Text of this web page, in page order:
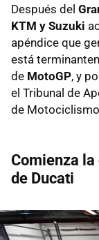
Después del
KTM y Suzuki
apéndice que
está
de MotoGP, y
el Tribunal de
de
Comienza
de Ducati